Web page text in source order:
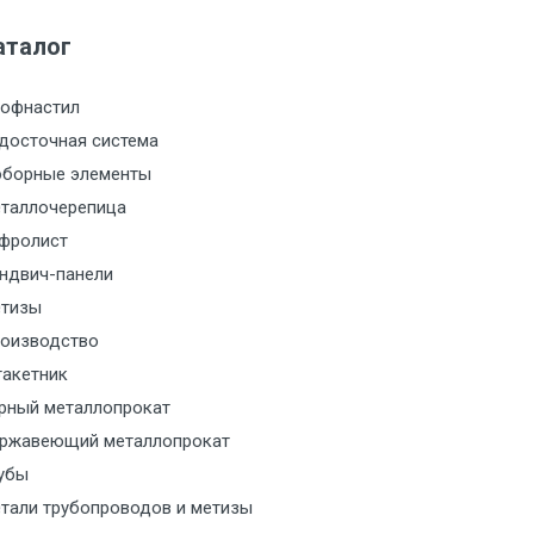
за МКАД
за МКАД
за МКАД
за МКАД
за МКАД
с транспортным
с транспортным
система
элементы
панели
металлопрокат
металлопрокат
трубопроводов и метизы